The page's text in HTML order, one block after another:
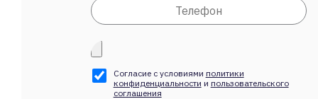
Согласие с условиями политики
конфиденциальности и пользовательского
соглашения